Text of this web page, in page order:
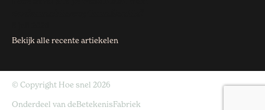
Bekijk alle recente artiekelen
© Copyright Hoe snel 2026
Onderdeel van deBetekenisFabriek